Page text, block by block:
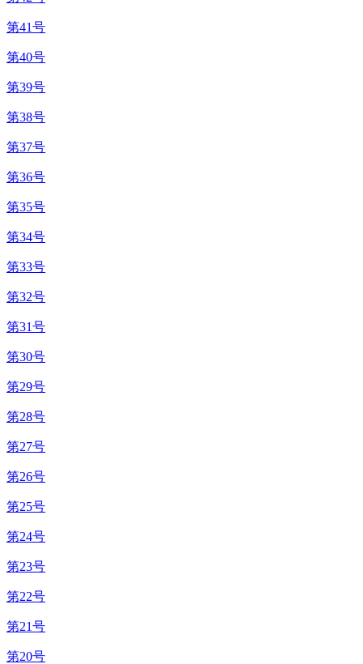
第41号
第40号
第39号
第38号
第37号
第36号
第35号
第34号
第33号
第32号
第31号
第30号
第29号
第28号
第27号
第26号
第25号
第24号
第23号
第22号
第21号
第20号